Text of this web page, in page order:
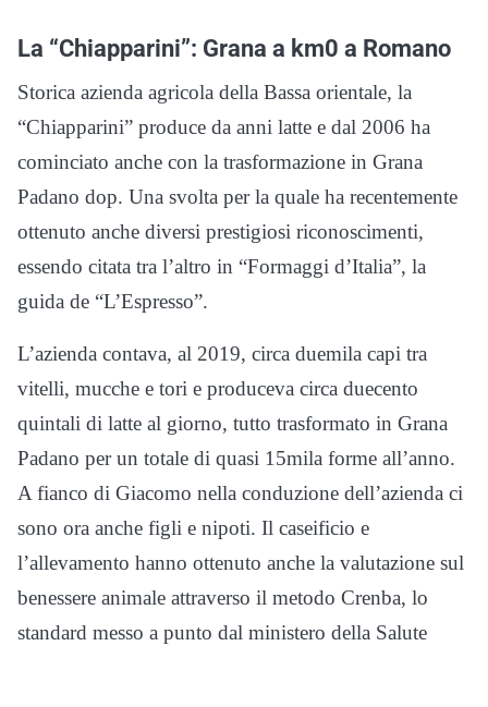
La “Chiapparini”: Grana a km0 a Romano
Storica azienda agricola della Bassa orientale, la
“Chiapparini” produce da anni latte e dal 2006 ha
cominciato anche con la trasformazione in Grana
Padano dop. Una svolta per la quale ha recentemente
ottenuto anche diversi prestigiosi riconoscimenti,
essendo citata tra l’altro in “Formaggi d’Italia”, la
guida de “L’Espresso”.
L’azienda contava, al 2019, circa duemila capi tra
vitelli, mucche e tori e produceva circa duecento
quintali di latte al giorno, tutto trasformato in Grana
Padano per un totale di quasi 15mila forme all’anno.
A fianco di Giacomo nella conduzione dell’azienda ci
sono ora anche figli e nipoti. Il caseificio e
l’allevamento hanno ottenuto anche la valutazione sul
benessere animale attraverso il metodo Crenba, lo
standard messo a punto dal ministero della Salute